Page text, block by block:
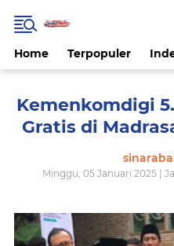
Home Terpopuler
Kemenkomdigi
Gratis di
Minggu, 05 Januari 2025 |